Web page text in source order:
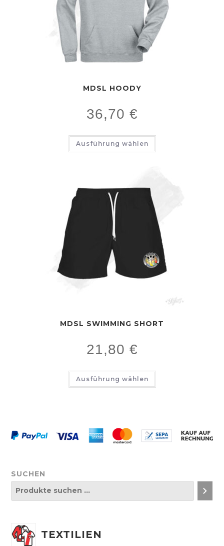
MDSL HOODY
36,70 €
Ausführung wählen
MDSL SWIMMING SHORT
21,80 €
Ausführung wählen
SUCHEN
TEXTILIEN